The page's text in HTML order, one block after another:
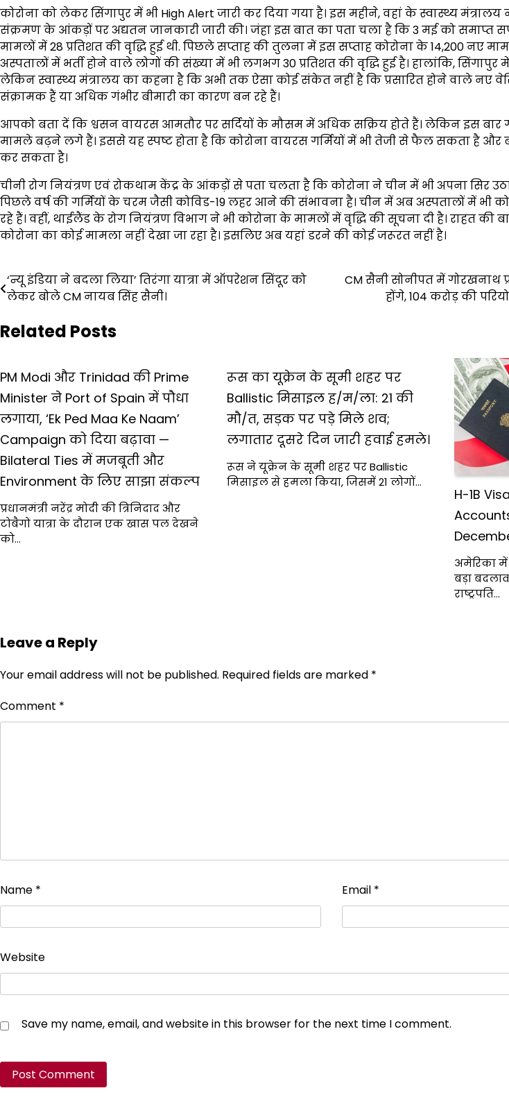
कोरोना को लेकर सिंगापुर में भी High Alert जारी कर दिया गया है। इस महीने, वहां के स्वास्थ्य
संक्रमण के आंकड़ों पर अद्यतन जानकारी जारी की। जंहा इस बात का पता चला है कि 3 मई को समाप्त
मामलों में 28 प्रतिशत की वृद्धि हुई थी. पिछले सप्ताह की तुलना में इस सप्ताह कोरोना के 14,200 नए
अस्पतालों में भर्ती होने वाले लोगों की संख्या में भी लगभग 30 प्रतिशत की वृद्धि हुई है। हालांकि,
लेकिन स्वास्थ्य मंत्रालय का कहना है कि अभी तक ऐसा कोई संकेत नहीं है कि प्रसारित होने वाले नए
संक्रामक हैं या अधिक गंभीर बीमारी का कारण बन रहे हैं।
आपको बता दें कि श्वसन वायरस आमतौर पर सर्दियों के मौसम में अधिक सक्रिय होते हैं। लेकिन इस बार
मामले बढ़ने लगे हैं। इससे यह स्पष्ट होता है कि कोरोना वायरस गर्मियों में भी तेजी से फैल सकता है और
कर सकता है।
चीनी रोग नियंत्रण एवं रोकथाम केंद्र के आंकड़ों से पता चलता है कि कोरोना ने चीन में भी अपना सिर
पिछले वर्ष की गर्मियों के चरम जैसी कोविड-19 लहर आने की संभावना है। चीन में अब अस्पतालों में भी
रहे हैं। वहीं, थाईलैंड के रोग नियंत्रण विभाग ने भी कोरोना के मामलों में वृद्धि की सूचना दी है। राहत
कोरोना का कोई मामला नहीं देखा जा रहा है। इसलिए अब यहां डरने की कोई जरूरत नहीं है।
Post
navigation
‘न्यू इंडिया ने बदला लिया’ तिरंगा यात्रा में ऑपरेशन सिंदूर को
लेकर बोले CM नायब सिंह सैनी।
CM सैनी सोनीपत में गोरखनाथ
होंगे, 104 करोड़ की
Related Posts
PM Modi और Trinidad की Prime
Minister ने Port of Spain में पौधा
लगाया, ‘Ek Ped Maa Ke Naam’
Campaign को दिया बढ़ावा —
Bilateral Ties में मजबूती और
Environment के लिए साझा संकल्प
प्रधानमंत्री नरेंद्र मोदी की त्रिनिदाद और
टोबैगो यात्रा के दौरान एक खास पल देखने
को…
रूस का यूक्रेन के सूमी शहर पर
Ballistic मिसाइल ह/म/ला: 21 की
मौ/त, सड़क पर पड़े मिले शव;
लगातार दूसरे दिन जारी हवाई हमले।
रूस ने यूक्रेन के सूमी शहर पर Ballistic
मिसाइल से हमला किया, जिसमें 21 लोगों…
H-1B
अमेरिका में
बड़ा
राष्ट्रपति…
Leave a Reply
Your email address will not be published. Required fields are marked *
Comment *
Name * Email *
Website
Save my name, email, and website in this browser for the next time I comment.